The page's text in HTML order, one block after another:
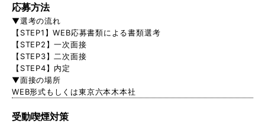
応募方法
▼選考の流れ
【STEP1】WEB応募書類による書類選考
【STEP2】一次面接
【STEP3】二次面接
【STEP4】内定
▼面接の場所
WEB形式もしくは東京六本木本社
受動喫煙対策